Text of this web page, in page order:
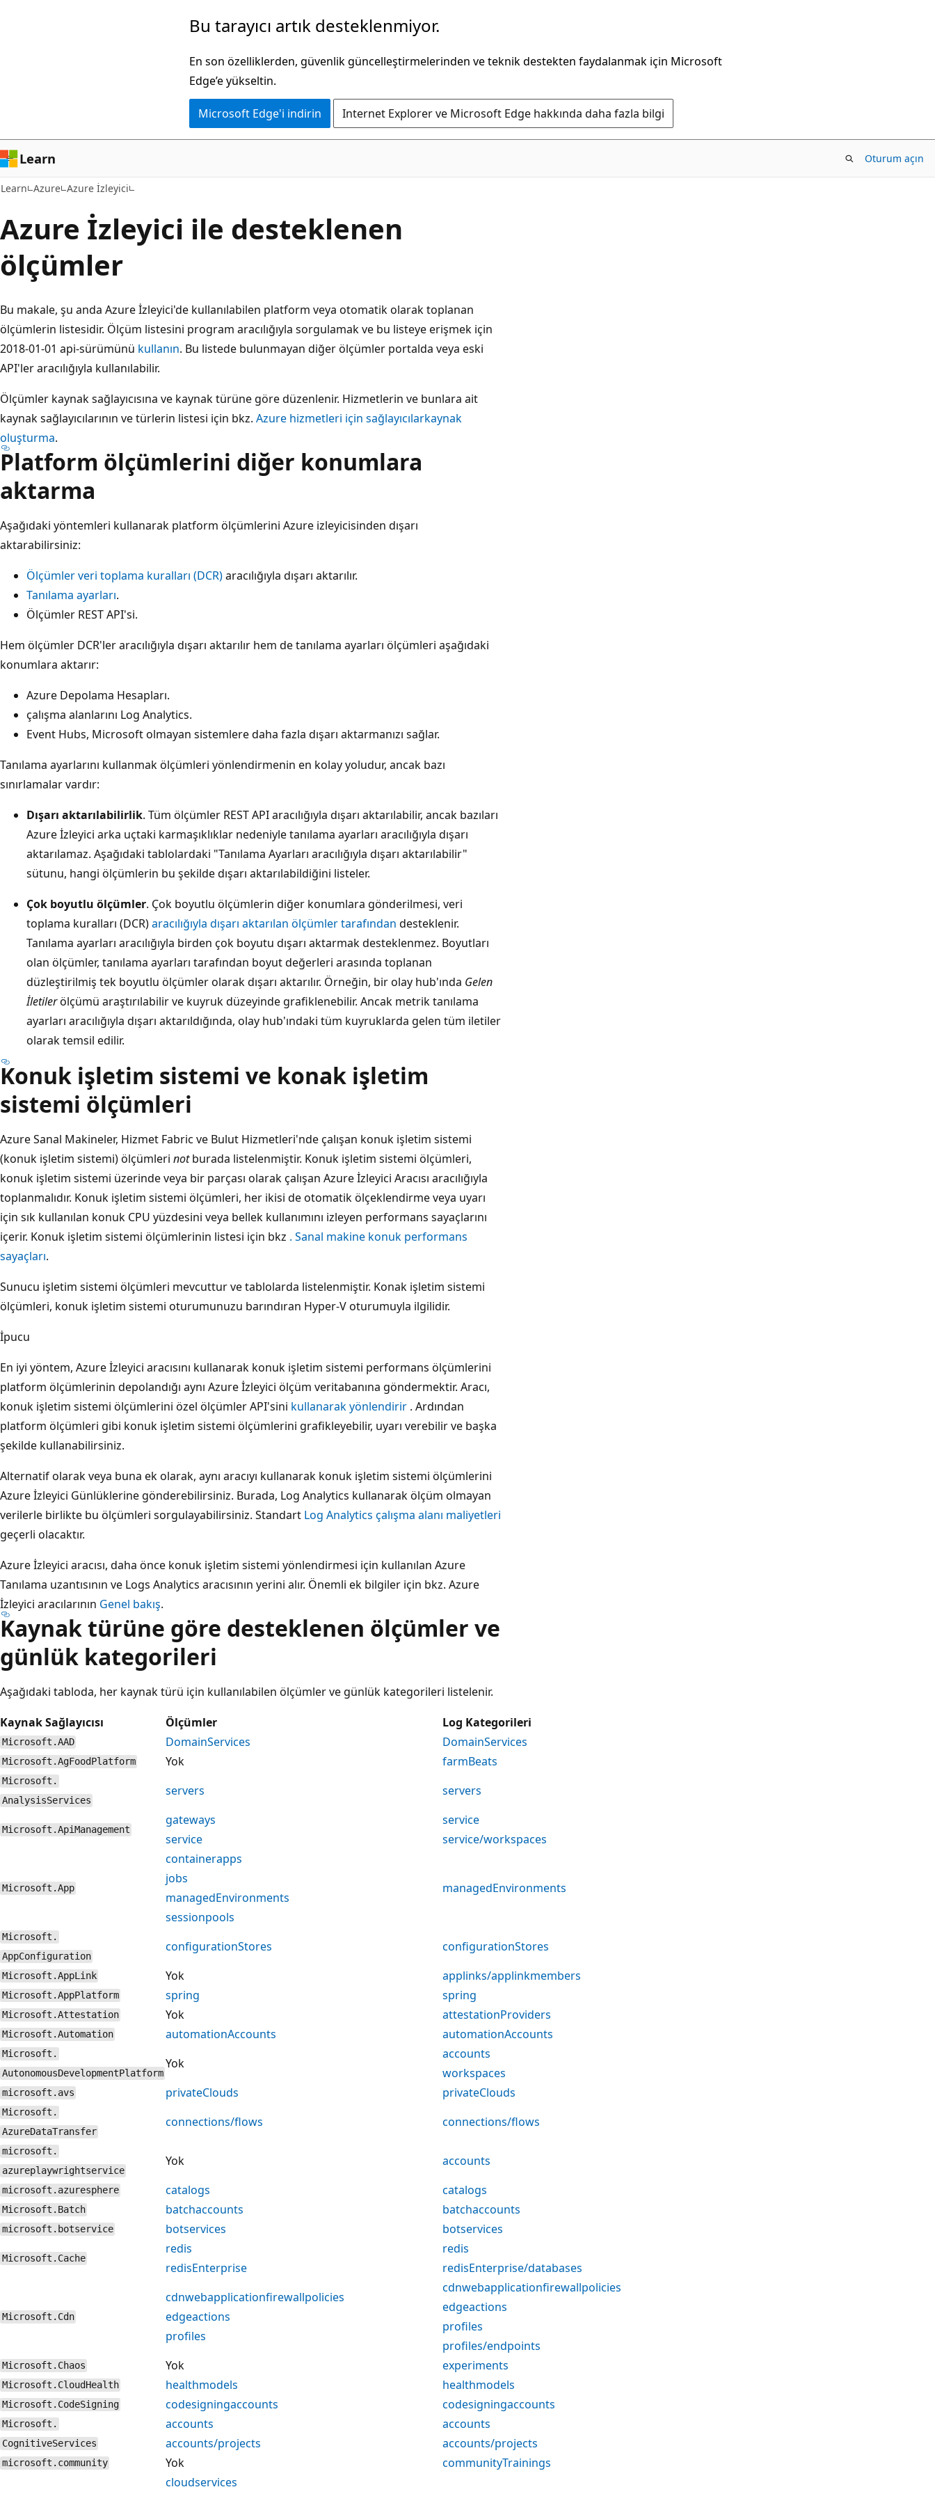
Bu tarayıcı artık desteklenmiyor.
En son özelliklerden, güvenlik güncelleştirmelerinden ve teknik destekten faydalanmak için Microsoft
Edge’e yükseltin.
Microsoft Edge'i indirin Internet Explorer ve Microsoft Edge hakkında daha fazla bilgi
Learn Oturum açın
Learn Azure Azure İzleyici
Azure İzleyici ile desteklenen
ölçümler
Bu makale, şu anda Azure İzleyici'de kullanılabilen platform veya otomatik olarak toplanan
ölçümlerin listesidir. Ölçüm listesini program aracılığıyla sorgulamak ve bu listeye erişmek için
2018-01-01 api-sürümünü kullanın. Bu listede bulunmayan diğer ölçümler portalda veya eski
API'ler aracılığıyla kullanılabilir.
Ölçümler kaynak sağlayıcısına ve kaynak türüne göre düzenlenir. Hizmetlerin ve bunlara ait
kaynak sağlayıcılarının ve türlerin listesi için bkz. Azure hizmetleri için sağlayıcılarkaynak
oluşturma.
Platform ölçümlerini diğer konumlara
aktarma
Aşağıdaki yöntemleri kullanarak platform ölçümlerini Azure izleyicisinden dışarı
aktarabilirsiniz:
Ölçümler veri toplama kuralları (DCR)aracılığıyla dışarı aktarılır.
Tanılama ayarları.
Ölçümler REST API'si.
Hem ölçümler DCR'ler aracılığıyla dışarı aktarılır hem de tanılama ayarları ölçümleri aşağıdaki
konumlara aktarır:
Azure Depolama Hesapları.
çalışma alanlarını Log Analytics.
Event Hubs, Microsoft olmayan sistemlere daha fazla dışarı aktarmanızı sağlar.
Tanılama ayarlarını kullanmak ölçümleri yönlendirmenin en kolay yoludur, ancak bazı
sınırlamalar vardır:
Dışarı aktarılabilirlik. Tüm ölçümler REST API aracılığıyla dışarı aktarılabilir, ancak bazıları
Azure İzleyici arka uçtaki karmaşıklıklar nedeniyle tanılama ayarları aracılığıyla dışarı
aktarılamaz. Aşağıdaki tablolardaki "Tanılama Ayarları aracılığıyla dışarı aktarılabilir"
sütunu, hangi ölçümlerin bu şekilde dışarı aktarılabildiğini listeler.
Çok boyutlu ölçümler. Çok boyutlu ölçümlerin diğer konumlara gönderilmesi, veri
toplama kuralları (DCR)aracılığıyla dışarı aktarılan ölçümler tarafından desteklenir.
Tanılama ayarları aracılığıyla birden çok boyutu dışarı aktarmak desteklenmez. Boyutları
olan ölçümler, tanılama ayarları tarafından boyut değerleri arasında toplanan
düzleştirilmiş tek boyutlu ölçümler olarak dışarı aktarılır. Örneğin, bir olay hub'ında Gelen
İletilerölçümü araştırılabilir ve kuyruk düzeyinde grafiklenebilir. Ancak metrik tanılama
ayarları aracılığıyla dışarı aktarıldığında, olay hub'ındaki tüm kuyruklarda gelen tüm iletiler
olarak temsil edilir.
Konuk işletim sistemi ve konak işletim
sistemi ölçümleri
Azure Sanal Makineler, Hizmet Fabric ve Bulut Hizmetleri'nde çalışan konuk işletim sistemi
(konuk işletim sistemi) ölçümleri notburada listelenmiştir. Konuk işletim sistemi ölçümleri,
konuk işletim sistemi üzerinde veya bir parçası olarak çalışan Azure İzleyici Aracısı aracılığıyla
toplanmalıdır. Konuk işletim sistemi ölçümleri, her ikisi de otomatik ölçeklendirme veya uyarı
için sık kullanılan konuk CPU yüzdesini veya bellek kullanımını izleyen performans sayaçlarını
içerir. Konuk işletim sistemi ölçümlerinin listesi için bkz . Sanal makine konuk performans
sayaçları.
Sunucu işletim sistemi ölçümleri mevcuttur ve tablolarda listelenmiştir. Konak işletim sistemi
ölçümleri, konuk işletim sistemi oturumunuzu barındıran Hyper-V oturumuyla ilgilidir.
İpucu
En iyi yöntem, Azure İzleyici aracısını kullanarak konuk işletim sistemi performans ölçümlerini
platform ölçümlerinin depolandığı aynı Azure İzleyici ölçüm veritabanına göndermektir. Aracı,
konuk işletim sistemi ölçümlerini özel ölçümler API'sini kullanarak yönlendirir . Ardından
platform ölçümleri gibi konuk işletim sistemi ölçümlerini grafikleyebilir, uyarı verebilir ve başka
şekilde kullanabilirsiniz.
Alternatif olarak veya buna ek olarak, aynı aracıyı kullanarak konuk işletim sistemi ölçümlerini
Azure İzleyici Günlüklerine gönderebilirsiniz. Burada, Log Analytics kullanarak ölçüm olmayan
verilerle birlikte bu ölçümleri sorgulayabilirsiniz. Standart Log Analytics çalışma alanı maliyetleri
geçerli olacaktır.
Azure İzleyici aracısı, daha önce konuk işletim sistemi yönlendirmesi için kullanılan Azure
Tanılama uzantısının ve Logs Analytics aracısının yerini alır. Önemli ek bilgiler için bkz. Azure
İzleyici aracılarının Genel bakış.
Kaynak türüne göre desteklenen ölçümler ve
günlük kategorileri
Aşağıdaki tabloda, her kaynak türü için kullanılabilen ölçümler ve günlük kategorileri listelenir.
Kaynak Sağlayıcısı
Ölçümler Log Kategorileri
Microsoft.AAD DomainServices DomainServices
Microsoft.AgFoodPlatform Yok farmBeats
Microsoft.
AnalysisServices
servers servers
Microsoft.ApiManagement
gateways
service
service
service/workspaces
Microsoft.App
containerapps
jobs
managedEnvironments
sessionpools
managedEnvironments
Microsoft.
AppConfiguration
configurationStores configurationStores
Microsoft.AppLink Yok applinks/applinkmembers
Microsoft.AppPlatform spring spring
Microsoft.Attestation Yok attestationProviders
Microsoft.Automation automationAccounts automationAccounts
Microsoft.
AutonomousDevelopmentPlatform
Yok
accounts
workspaces
microsoft.avs privateClouds privateClouds
Microsoft.
AzureDataTransfer
connections/flows connections/flows
microsoft.
azureplaywrightservice
Yok accounts
microsoft.azuresphere catalogs catalogs
Microsoft.Batch batchaccounts batchaccounts
microsoft.botservice botservices botservices
Microsoft.Cache
redis
redisEnterprise
redis
redisEnterprise/databases
Microsoft.Cdn
cdnwebapplicationfirewallpolicies
edgeactions
profiles
cdnwebapplicationfirewallpolicies
edgeactions
profiles
profiles/endpoints
Microsoft.Chaos Yok experiments
Microsoft.CloudHealth healthmodels healthmodels
Microsoft.CodeSigning codesigningaccounts codesigningaccounts
Microsoft.
CognitiveServices
accounts
accounts/projects
accounts
accounts/projects
microsoft.community Yok
communityTrainings
cloudservices